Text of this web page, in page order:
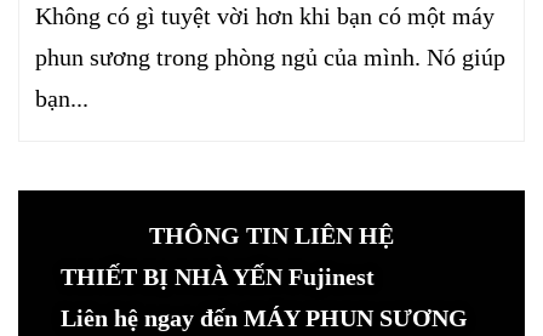
Không có gì tuyệt vời hơn khi bạn có một máy
phun sương trong phòng ngủ của mình. Nó giúp
bạn...
THÔNG TIN LIÊN HỆ
THIẾT BỊ NHÀ YẾN Fujinest
Liên hệ ngay đến MÁY PHUN SƯƠNG